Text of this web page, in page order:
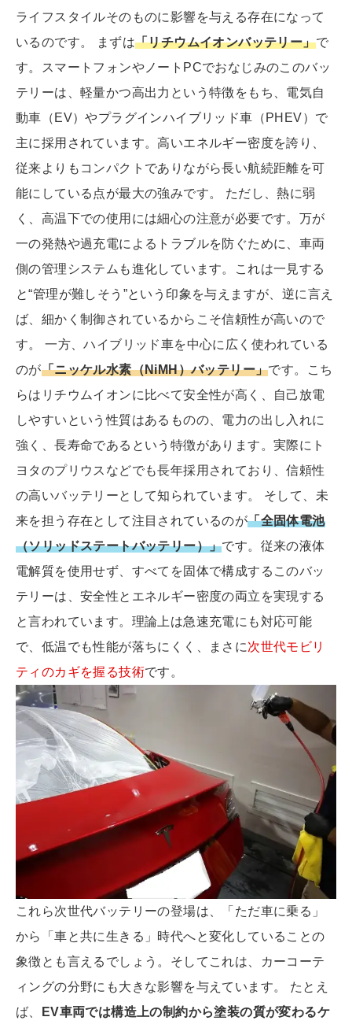
ライフスタイルそのものに影響を与える存在になって
いるのです。 まずは「リチウムイオンバッテリー」で
す。スマートフォンやノートPCでおなじみのこのバッ
テリーは、軽量かつ高出力という特徴をもち、電気自
動車（EV）やプラグインハイブリッド車（PHEV）で
主に採用されています。高いエネルギー密度を誇り、
従来よりもコンパクトでありながら長い航続距離を可
能にしている点が最大の強みです。 ただし、熱に弱
く、高温下での使用には細心の注意が必要です。万が
一の発熱や過充電によるトラブルを防ぐために、車両
側の管理システムも進化しています。これは一見する
と“管理が難しそう”という印象を与えますが、逆に言え
ば、細かく制御されているからこそ信頼性が高いので
す。 一方、ハイブリッド車を中心に広く使われている
のが「ニッケル水素（NiMH）バッテリー」です。こち
らはリチウムイオンに比べて安全性が高く、自己放電
しやすいという性質はあるものの、電力の出し入れに
強く、長寿命であるという特徴があります。実際にト
ヨタのプリウスなどでも長年採用されており、信頼性
の高いバッテリーとして知られています。 そして、未
来を担う存在として注目されているのが「全固体電池
（ソリッドステートバッテリー）」です。従来の液体
電解質を使用せず、すべてを固体で構成するこのバッ
テリーは、安全性とエネルギー密度の両立を実現する
と言われています。理論上は急速充電にも対応可能
で、低温でも性能が落ちにくく、まさに次世代モビリ
ティのカギを握る技術です。
これら次世代バッテリーの登場は、「ただ車に乗る」
から「車と共に生きる」時代へと変化していることの
象徴とも言えるでしょう。そしてこれは、カーコーテ
ィングの分野にも大きな影響を与えています。 たとえ
ば、
EV車両では構造上の制約から塗装の質が変わるケ